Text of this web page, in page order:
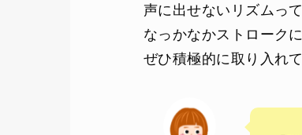
声に出せないリズムって
なっかなかストローク
ぜひ積極的に取り入れ